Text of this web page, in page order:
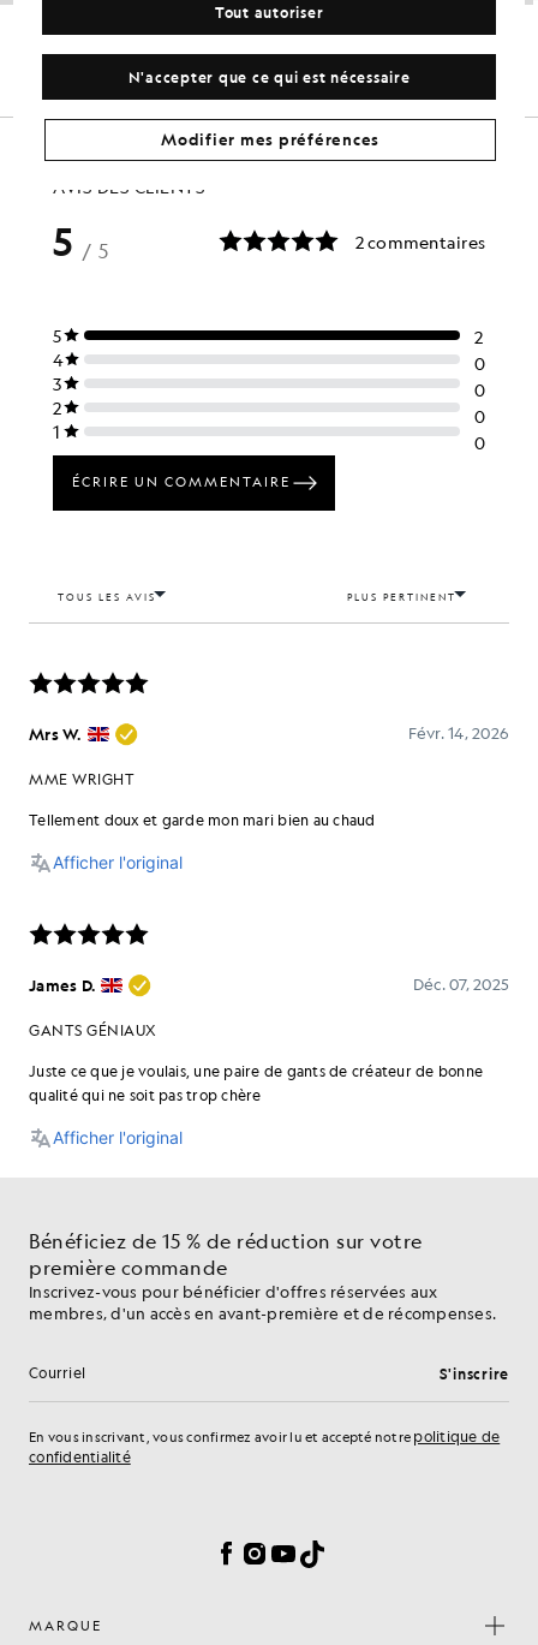
Bénéficiez de 15 % de réduction sur votre
première commande
Inscrivez-vous pour bénéficier d'offres réservées aux
membres, d'un accès en avant-première et de récompenses.
Adresse e-mail S'inscrire
En vous inscrivant, vous confirmez avoir lu et accepté notre politique de
confidentialité
Facebook
Instagram
YouTube
TikTok
MARQUE
N'accepter que ce qui est nécessaire
Tout autoriser
Modifier mes préférences